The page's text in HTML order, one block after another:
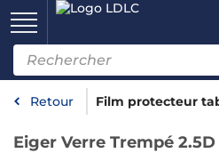
Retour Film protecteur
Eiger Verre Trempé